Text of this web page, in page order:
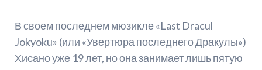
В своем последнем мюзикле «Last Dracul
Jokyoku» (или «Увертюра последнего Дракулы»)
Хисано уже 19 лет, но она занимает лишь пятую